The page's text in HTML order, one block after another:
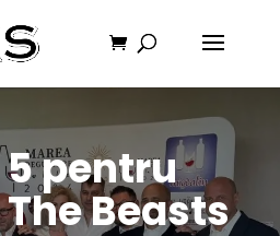
pentru
Beasts